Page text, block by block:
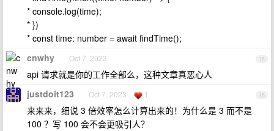
* console.log(time);
* })
* const time: number = await findTime();
15
cnwhy Oct 7, 2023
api 请求就是你的工作全部么，这种文章真恶心人
16
justdoit123 Oct 7, 2023 1
来来来，细说 3 倍效率怎么计算出来的！为什么是 3 而不是
100 ？写 100 会不会更吸引人？